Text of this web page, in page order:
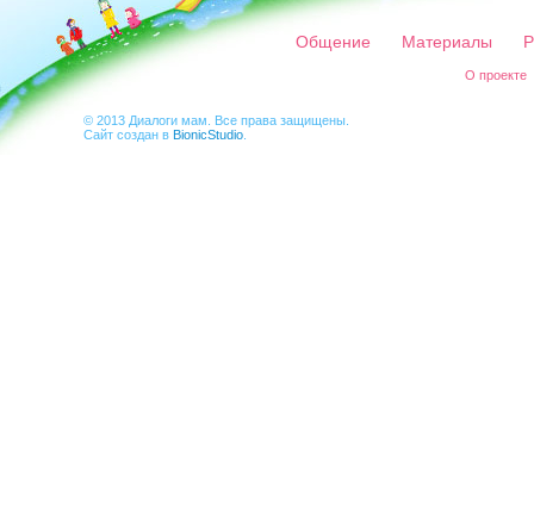
Общение Материалы
О проекте
© 2013 Диалоги мам. Все права защищены.
Сайт создан в BionicStudio